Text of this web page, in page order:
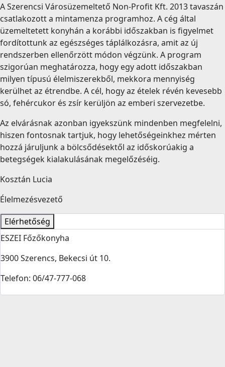
A Szerencsi Városüzemeltető Non-Profit Kft. 2013 tavaszán
csatlakozott a mintamenza programhoz. A cég által
üzemeltetett konyhán a korábbi időszakban is figyelmet
fordítottunk az egészséges táplálkozásra, amit az új
rendszerben ellenőrzött módon végzünk. A program
szigorúan meghatározza, hogy egy adott időszakban
milyen típusú élelmiszerekből, mekkora mennyiség
kerülhet az étrendbe. A cél, hogy az ételek révén kevesebb
só, fehércukor és zsír kerüljön az emberi szervezetbe.
Az elvárásnak azonban igyekszünk mindenben megfelelni,
hiszen fontosnak tartjuk, hogy lehetőségeinkhez mérten
hozzá járuljunk a bölcsődésektől az időskorúakig a
betegségek kialakulásának megelőzéséig.
Kosztán Lucia
Élelmezésvezető
Elérhetőség
ESZEI Főzőkonyha
3900 Szerencs, Bekecsi út 10.
Telefon: 06/47-777-068